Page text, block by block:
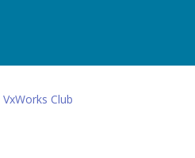
VxWorks Club